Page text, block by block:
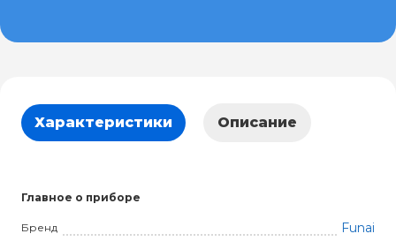
Характеристики Описание
Главное о приборе
Бренд Funai